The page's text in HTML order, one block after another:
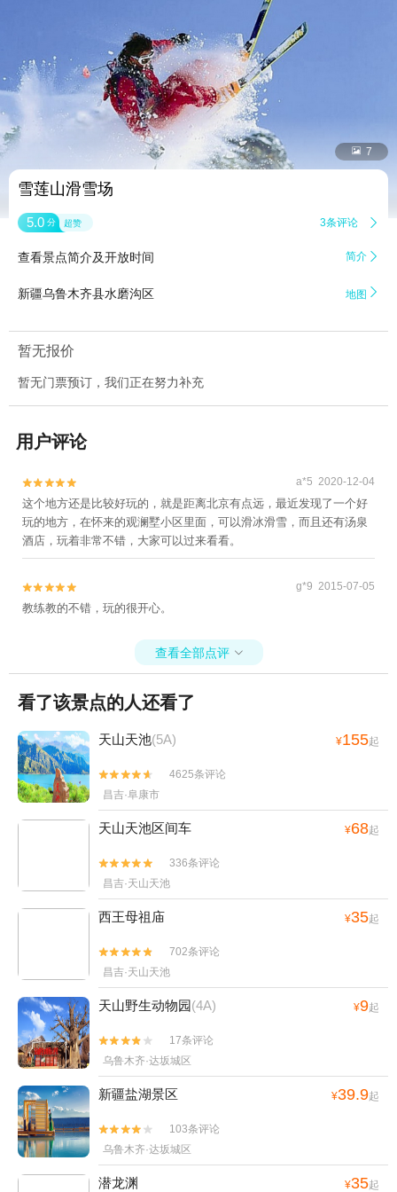
 7
雪莲山滑雪场
5.0 分 超赞 3条评论 
查看景点简介及开放时间 简介 
新疆乌鲁木齐县水磨沟区 地图 
暂无报价
暂无门票预订，我们正在努力补充
用户评论

 a*5 2020-12-04
这个地方还是比较好玩的，就是距离北京有点远，最近发现了一个好
玩的地方，在怀来的观澜墅小区里面，可以滑冰滑雪，而且还有汤泉
酒店，玩着非常不错，大家可以过来看看。

 g*9 2015-07-05
教练教的不错，玩的很开心。
查看全部点评 
看了该景点的人还看了
天山天池(5A) ¥155起


4625条评论
昌吉·阜康市
天山天池区间车 ¥68起


336条评论
昌吉·天山天池
西王母祖庙 ¥35起


702条评论
昌吉·天山天池
天山野生动物园(4A) ¥9起


17条评论
乌鲁木齐·达坂城区
新疆盐湖景区 ¥39.9起


103条评论
乌鲁木齐·达坂城区
潜龙渊 ¥35起